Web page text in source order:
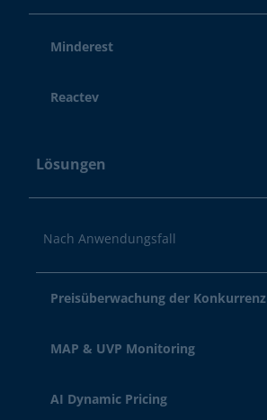
Minderest
Reactev
Lösungen
Nach Anwendungsfall
Preisüberwachung der Konkurrenz
MAP & UVP Monitoring
AI Dynamic Pricing